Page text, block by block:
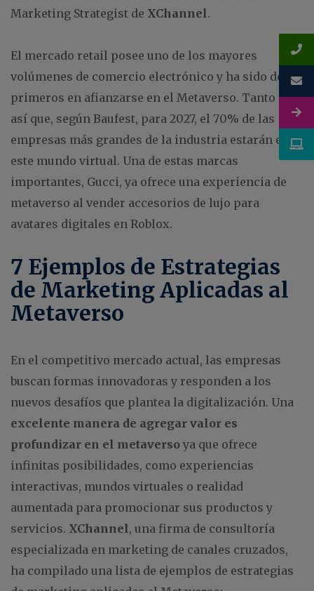
Marketing Strategist de XChannel.
El mercado retail posee uno de los mayores
volúmenes de comercio electrónico y ha sido de los
primeros en afianzarse en el Metaverso. Tanto es
así que, según Baufest, para 2027, el 70% de las
empresas más grandes de la industria estarán en
este mundo virtual. Una de estas marcas
importantes, Gucci, ya ofrece una experiencia de
metaverso al vender accesorios de lujo para
avatares digitales en Roblox.
7 Ejemplos de Estrategias
de Marketing Aplicadas al
Metaverso
En el competitivo mercado actual, las empresas
buscan formas innovadoras y responden a los
nuevos desafíos que plantea la digitalización. Una
excelente manera de agregar valor es
profundizar en el metaverso ya que ofrece
infinitas posibilidades, como experiencias
interactivas, mundos virtuales o realidad
aumentada para promocionar sus productos y
servicios. XChannel, una firma de consultoría
especializada en marketing de canales cruzados,
ha compilado una lista de ejemplos de estrategias